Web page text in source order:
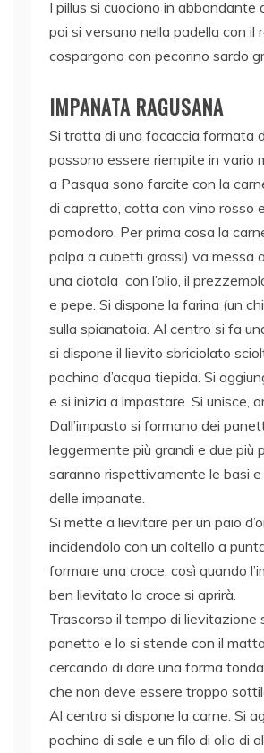
I pillus si cuociono in abbondante
poi si versano nella padella con il
cospargono con pecorino sardo
IMPANATA RAGUSANA
Si tratta di una focaccia formata
possono essere riempite in vario
a Pasqua sono farcite con la
di capretto, cotta con vino rosso
pomodoro. Per prima cosa la
polpa a cubetti grossi) va messa
una ciotola con l’olio, il
e pepe. Si dispone la farina (un
sulla spianatoia. Al centro si fa
si dispone il lievito sbriciolato
pochino d’acqua tiepida. Si
e si inizia a impastare. Si unisce,
Dall’impasto si formano dei
leggermente più grandi e due più
saranno rispettivamente le basi e
delle impanate.
Si mette a lievitare per un paio
incidendolo con un coltello a
formare una croce, così quando
ben lievitato la croce si aprirà.
Trascorso il tempo di lievitazione
panetto e lo si stende con il
cercando di dare una forma
che non deve essere troppo
Al centro si dispone la carne. Si
pochino di sale e un filo di olio di